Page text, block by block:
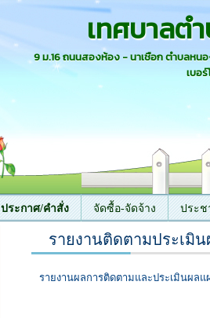
เทศบาลต
9 ม.16 ถนนสองห้อง - นาเชือก ตำบลห
เบอ
ประกาศ/คำสั่ง จัดซื้อ-จัดจ้าง ประช
รายงานติดตามประเมิ
รายงานผลการติดตามและประเมินผล